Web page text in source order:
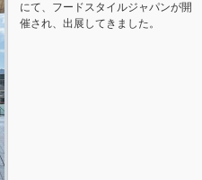
にて、フードスタイルジャパンが開
催され、出展してきました。